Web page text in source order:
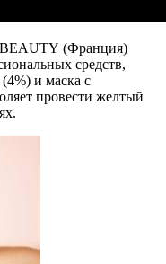
(Франция)
средств,
и маска с
провести желтый